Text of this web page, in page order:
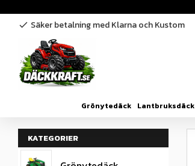
check Säker betalning med Klarna och Kustom
Grönytedäck Lantbruksdäck
KATEGORIER